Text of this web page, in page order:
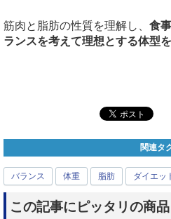
筋肉と脂肪の性質を理解し、 食
ランスを考えて理想とする体型
関連タ
バランス 体重 脂肪 ダイエッ
この記事にピッタリの商品